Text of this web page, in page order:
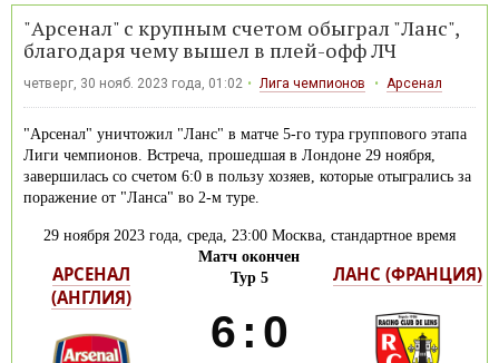
"Арсенал" с крупным счетом обыграл "Ланс",
благодаря чему вышел в плей-офф ЛЧ
четверг, 30 нояб. 2023 года, 01:02 Лига чемпионов Арсенал
"Арсенал" уничтожил "Ланс" в матче 5-го тура группового этапа
Лиги чемпионов. Встреча, прошедшая в Лондоне 29 ноября,
завершилась со счетом 6:0 в пользу хозяев, которые отыгрались за
поражение от "Ланса" во 2-м туре.
29 ноября 2023 года, среда, 23:00 Москва, стандартное время
АРСЕНАЛ
(АНГЛИЯ)
Матч окончен
Тур 5
6 : 0
ЛАНС (ФРАНЦИЯ)